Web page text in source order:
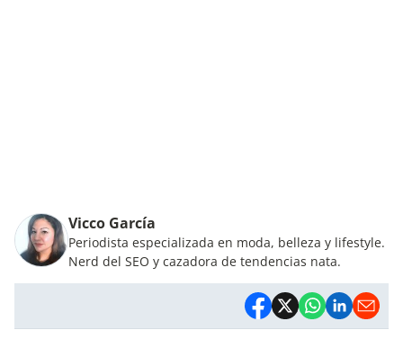
Vicco García
Periodista especializada en moda, belleza y lifestyle.
Nerd del SEO y cazadora de tendencias nata.